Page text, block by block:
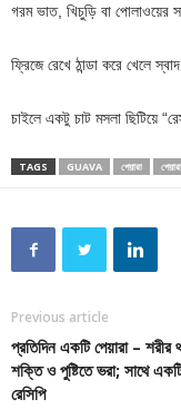
গরম ভাত, খিচুড়ি বা পোলাওয়ের
ফ্রিজে রেখে ঠান্ডা করে খেলে
চাইলে একটু চাট মসলা ছিটিয়ে
TAGS GUAVA পেয়ারা
Previous article
প্রতিদিন একটি পেয়ারা – শরীর
শক্তি ও পুষ্টিতে ভরা; সাথে
রেসিপি